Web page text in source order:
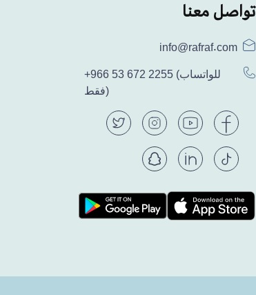
تواصل معنا
info@rafraf.com
+966 53 672 2255 (للواتساب
فقط)